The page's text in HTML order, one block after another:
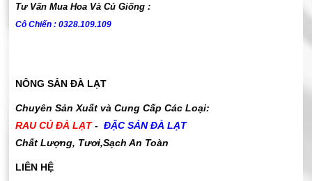
Tư Vấn Mua Hoa Và Củ Giống :
Cô Chiến : 0328.109.109
NÔNG SẢN ĐÀ LẠT
Chuyên Sản Xuất và Cung Cấp Các Loại:
RAU CỦ ĐÀ LẠT- ĐẶC SẢN ĐÀ LẠT
Chất Lượng, Tươi,Sạch An Toàn
LIÊN HỆ